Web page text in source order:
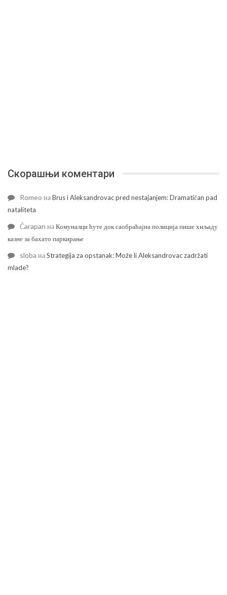
Скорашњи коментари
Romeo наBrus i Aleksandrovac pred nestajanjem: Dramatičan pad
nataliteta
Čarapan наКомуналци ћуте док саобраћајна полиција пише хиљаду
казне за бахато паркирање
sloba наStrategija za opstanak: Može li Aleksandrovac zadržati
mlade?